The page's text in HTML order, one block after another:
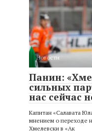
Новости
Панин:
сильных
нас сейчас
Капитан «Салавата
мнением о переходе
Хмелевски в «Ак